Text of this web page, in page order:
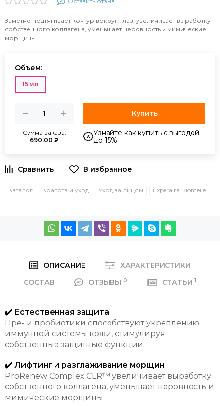
Заметно подтягивает контур вокруг глаз, увеличивает выработку
собственного коллагена, уменьшает неровность и мимические
морщины.
Объем:
15 мл
Сумма заказа:
690.00 ₽
Купить
Узнайте как купить с выгодой
до 15%
Каталог Красота и уход Уход за лицом Experalta Biomelle
ОПИСАНИЕ
ХАРАКТЕРИСТИКИ
СОСТАВ
ОТЗЫВЫ 0 СТАТЬИ 1
✔️ Естественная защита
Пре- и пробиотики способствуют укреплению
иммунной системы кожи, стимулируя
собственные защитные функции.
✔️ Лифтинг и разглаживание морщин
ProRenew Complex CLR™ увеличивает выработку
собственного коллагена, уменьшает неровность и
мимические морщины.